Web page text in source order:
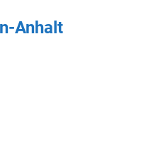
Anhalt